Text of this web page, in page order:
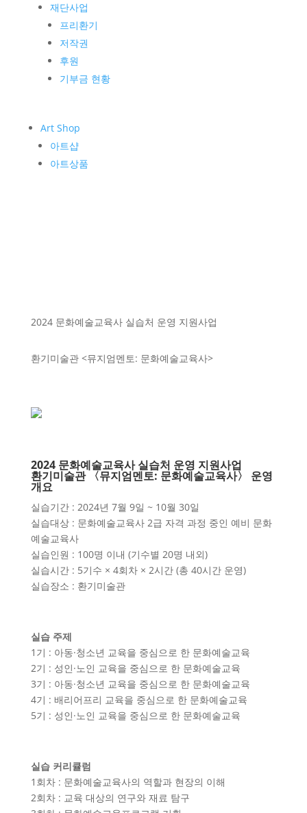
재단사업
프리환기
저작권
후원
기부금 현황
Art Shop
아트샵
아트상품
2024 문화예술교육사 실습처 운영 지원사업
환기미술관 <뮤지엄멘토: 문화예술교육사>
2024 문화예술교육사 실습처 운영 지원사업
환기미술관 〈뮤지엄멘토: 문화예술교육사〉 운영
개요
실습기간 : 2024년 7월 9일 ~ 10월 30일
실습대상 : 문화예술교육사 2급 자격 과정 중인 예비 문화
예술교육사
실습인원 : 100명 이내 (기수별 20명 내외)
실습시간 : 5기수 × 4회차 × 2시간 (총 40시간 운영)
실습장소 : 환기미술관
실습 주제
1기 : 아동·청소년 교육을 중심으로 한 문화예술교육
2기 : 성인·노인 교육을 중심으로 한 문화예술교육
3기 : 아동·청소년 교육을 중심으로 한 문화예술교육
4기 : 배리어프리 교육을 중심으로 한 문화예술교육
5기 : 성인·노인 교육을 중심으로 한 문화예술교육
실습 커리큘럼
1회차 : 문화예술교육사의 역할과 현장의 이해
2회차 : 교육 대상의 연구와 재료 탐구